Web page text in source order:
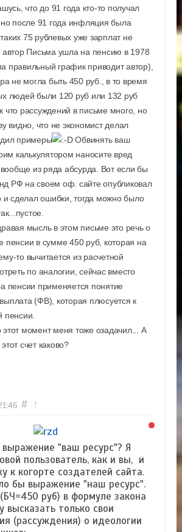
что до 91 года кто-то получал
но после 91 года инфляция была
75 рублевых уже зарплат не
Письма ушла на пенсию в 1978
правильный график приводит автор),
не могла быть 450 руб., в то время
людей были 120 руб или 132 руб
что рассуждений в письме много, но
видно, что не экономист делал
примеры
Обвинять ваш
калькулятором наносите вред
вообще из ряда абсурда. Вот если бы
РФ на своем оф. сайте опубликовал
и сделал ошибки, тогда можно было
мысль в этом письме это речь о
пенсии в сумме 450 руб, которая на
то вычитается из расчетной
по аналогии, сейчас вместо
пенсии применяется понятие
(ФВ), которая плюсуется к
пенсии.
момент меня тоже озадачил... А
счет каково?
# ↑
"ваш ресурс"? Я
пользователь, как и вы, и
к когорте создателей сайта.
бы выражение "наш ресурс".
руб) в формуле закона
высказать только свои
(рассуждения) о идеологии